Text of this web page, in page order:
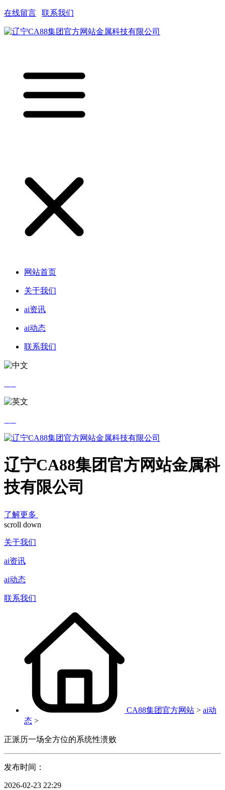
在线留言 联系我们
网站首页
关于我们
ai资讯
ai动态
联系我们
辽宁CA88集团官方网站金属科
技有限公司
了解更多
scroll down
关于我们
ai资讯
ai动态
联系我们
CA88集团官方网站 > ai动
态 >
正派历一场全方位的系统性溃败
发布时间：
2026-02-23 22:29